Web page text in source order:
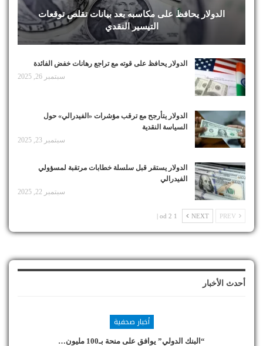
الدولار يحافظ على مكاسبه بعد بيانات تقلص توقعات
التيسير النقدي
الدولار يحافظ على قوته مع تراجع رهانات خفض الفائدة
سبتمبر 26, 2025
الدولار يتأرجح مع ترقب مؤشرات «الفيدرالي» حول
السياسة النقدية
سبتمبر 23, 2025
الدولار يستقر قبل سلسلة خطابات مرتقبة لمسؤولي
الفيدرالي
سبتمبر 22, 2025
NEXT
1 od 2 |
أحدث الأخبار
أخبار صحفية
“البنك الدولي” يوافق على منحة بـ100 مليون…